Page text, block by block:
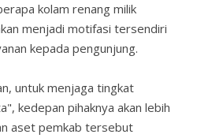
kolam renang milik
menjadi motifasi tersendiri
kepada pengunjung.
untuk menjaga tingkat
kedepan pihaknya akan lebih
aset pemkab tersebut